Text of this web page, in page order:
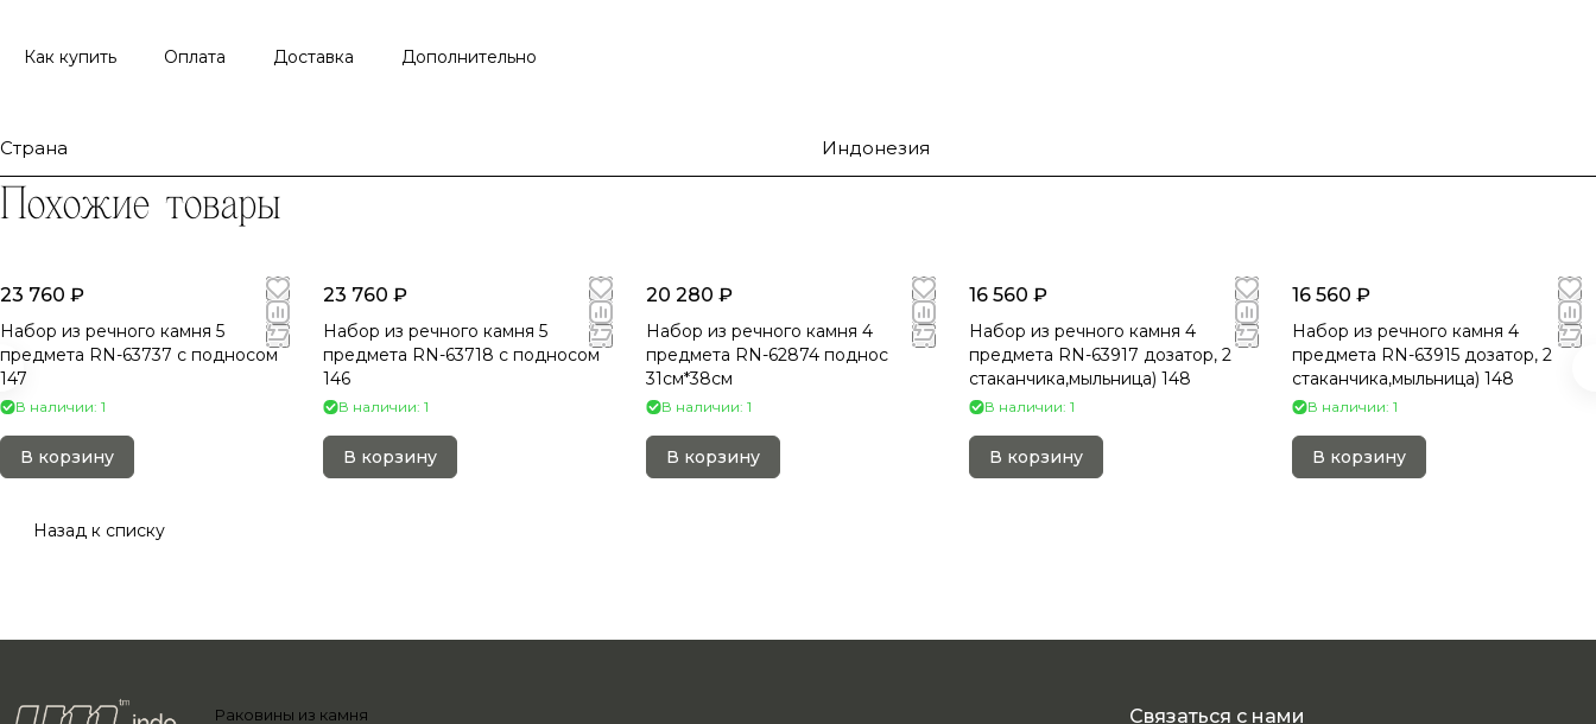
Как купить Оплата Доставка Дополнительно
Страна Индонезия
Похожие товары
23 760 ₽
Набор из речного камня 5
предмета RN-63737 c подносом
147
В наличии: 1
В корзину
23 760 ₽
Набор из речного камня 5
предмета RN-63718 c подносом
146
В наличии: 1
В корзину
20 280 ₽
Набор из речного камня 4
предмета RN-62874 поднос
31см*38см
В наличии: 1
В корзину
16 560 ₽
Набор из речного камня 4
предмета RN-63917 дозатор, 2
стаканчика,мыльница) 148
В наличии: 1
В корзину
16 560 ₽
Набор из речного камня 4
предмета RN-63915 дозатор, 2
стаканчика,мыльница) 148
В наличии: 1
В корзину
Назад к списку
Раковины из камня Связаться с нами